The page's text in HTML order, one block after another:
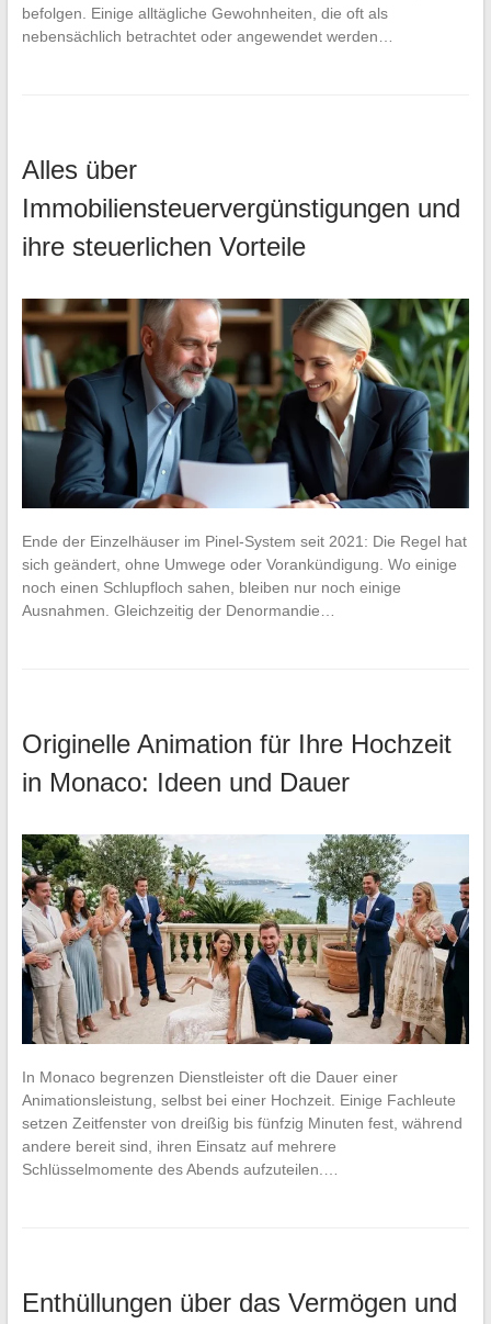
befolgen. Einige alltägliche Gewohnheiten, die oft als
nebensächlich betrachtet oder angewendet werden…
Alles über
Immobiliensteuervergünstigungen und
ihre steuerlichen Vorteile
Ende der Einzelhäuser im Pinel-System seit 2021: Die Regel hat
sich geändert, ohne Umwege oder Vorankündigung. Wo einige
noch einen Schlupfloch sahen, bleiben nur noch einige
Ausnahmen. Gleichzeitig der Denormandie…
Originelle Animation für Ihre Hochzeit
in Monaco: Ideen und Dauer
In Monaco begrenzen Dienstleister oft die Dauer einer
Animationsleistung, selbst bei einer Hochzeit. Einige Fachleute
setzen Zeitfenster von dreißig bis fünfzig Minuten fest, während
andere bereit sind, ihren Einsatz auf mehrere
Schlüsselmomente des Abends aufzuteilen.…
Enthüllungen über das Vermögen und